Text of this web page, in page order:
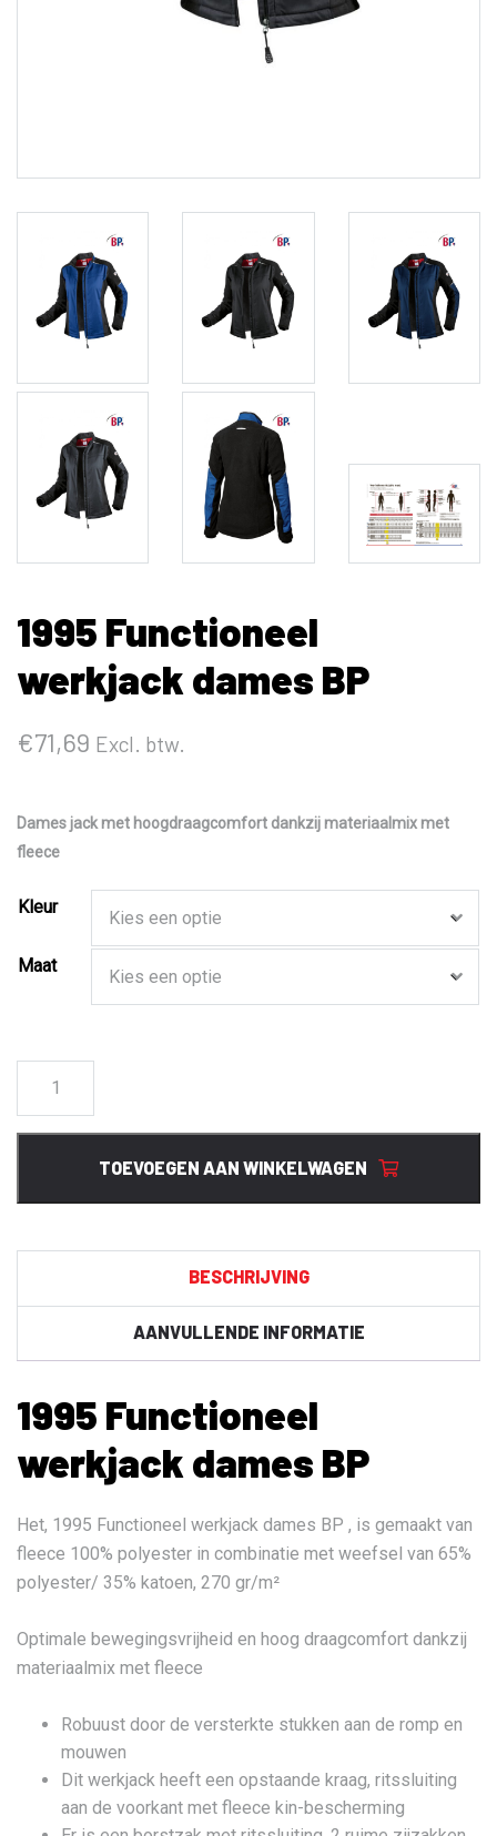
1995 Functioneel
werkjack dames BP
€71,69 Excl. btw.
Dames jack met hoogdraagcomfort dankzij materiaalmix met
fleece
Kleur
Maat
Functioneel
werkjack
TOEVOEGEN AAN WINKELWAGEN
BESCHRIJVING
AANVULLENDE INFORMATIE
1995 Functioneel
werkjack dames BP
Het, 1995 Functioneel werkjack dames BP , is gemaakt van
fleece 100% polyester in combinatie met weefsel van 65%
polyester/ 35% katoen, 270 gr/m²
Optimale bewegingsvrijheid en hoog draagcomfort dankzij
materiaalmix met fleece
Robuust door de versterkte stukken aan de romp en
mouwen
Dit werkjack heeft een opstaande kraag, ritssluiting
aan de voorkant met fleece kin-bescherming